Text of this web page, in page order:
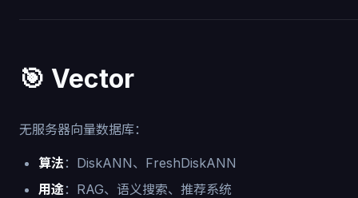
🎯 Vector
无服务器向量数据库：
算法 ：DiskANN、FreshDiskANN
用途：RAG、语义搜索、推荐系统